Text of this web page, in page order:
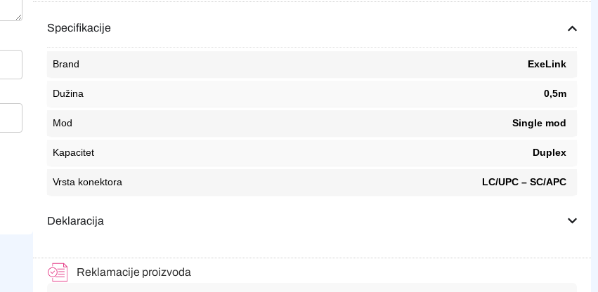
Specifikacije
Brand ExeLink
Dužina 0,5m
Mod Single mod
Kapacitet Duplex
Vrsta konektora LC/UPC – SC/APC
Deklaracija
Reklamacije proizvoda